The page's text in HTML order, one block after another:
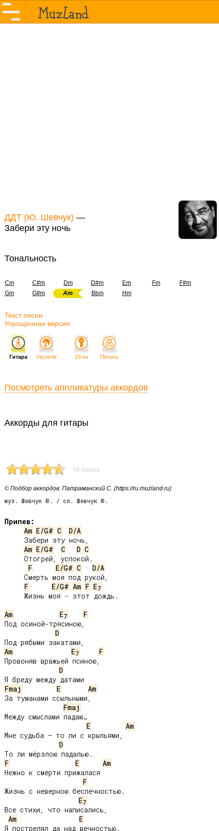
ДДТ (Ю. Шевчук) —
Забери эту ночь
Тональность
Cm C#m Dm D#m Em Fm
F#m
Gm
G#m Am Bbm Hm
Текст песни
Упрощённая версия
Аккорды для гитары
34 голоса
© Подбор аккордов: Патраманский С. (https://ru.muzland.ru)
муз. Шевчук Ю. / сл. Шевчук Ю.
Припев:
Am E/G# C
D/A
Am E/G# C D C
F
E/G# C
D/A
F
E/G# Am F E7
Am
E7
F
Под осиной-трясиною,
D
Am
E7
F
Провоняв вражьей псиною,
D
Fmaj
E
Am
За туманами ссыльными,
Fmaj
Между смыслами падаю…
E
Am
Мне судьба – то ли с крыльями,
D
F
E
Am
Нежно к смерти прижалася
F
Жизнь с неверною беспечностью.
E7
Все стихи, что написались,
Am
E
Я пострелял да над вечностью.
Гитара Укулеле 20-ка Печать
Посмотреть аппликатуры аккордов